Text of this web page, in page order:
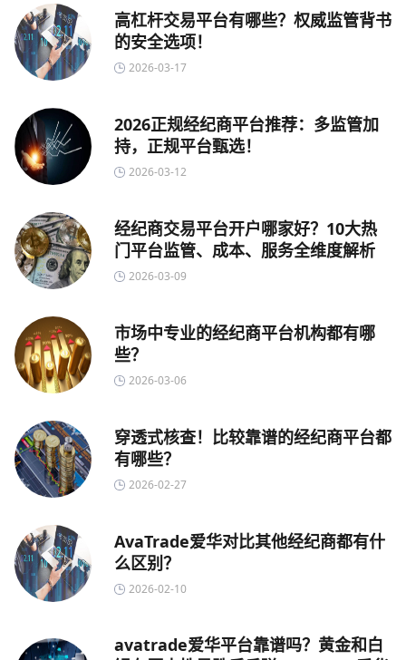
高杠杆交易平台有哪些？权威监管背书
的安全选项！
2026-03-17
2026正规经纪商平台推荐：多监管加
持，正规平台甄选！
2026-03-12
经纪商交易平台开户哪家好？10大热
门平台监管、成本、服务全维度解析
2026-03-09
市场中专业的经纪商平台机构都有哪
些？
2026-03-06
穿透式核查！比较靠谱的经纪商平台都
有哪些？
2026-02-27
AvaTrade爱华对比其他经纪商都有什
么区别？
2026-02-10
avatrade爱华平台靠谱吗？黄金和白